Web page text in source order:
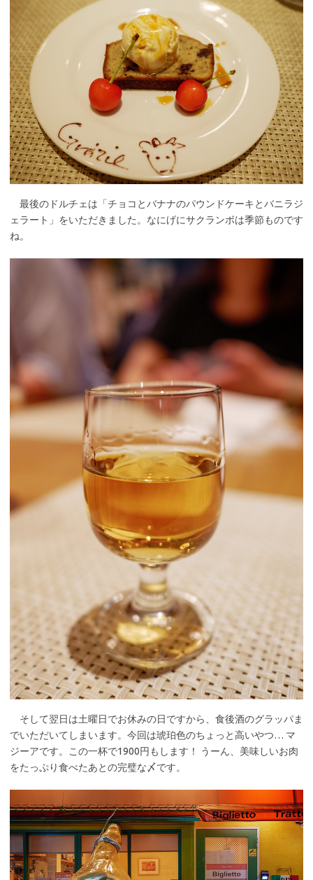
最後のドルチェは「チョコとバナナのパウンドケーキとバニラジ
ェラート」をいただきました。なにげにサクランボは季節ものです
ね。
そして翌日は土曜日でお休みの日ですから、食後酒のグラッパま
でいただいてしまいます。今回は琥珀色のちょっと高いやつ… マ
ジーアです。この一杯で1900円もします！ うーん、美味しいお肉
をたっぷり食べたあとの完璧な〆です。